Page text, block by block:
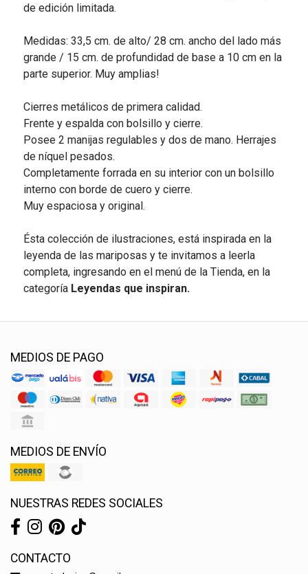
de edición limitada.
Medidas: 33,5 cm. de alto/ 28 cm. ancho del lado más
grande / 15 cm. de profundidad de base a 10 cm en la
parte superior. Muy amplias!
Cierres metálicos de primera calidad.
Frente y espalda con bolsillo y cierre.
Posee 2 manijas regulables y dos de mano. Herrajes
de níquel pesados.
Completamente forrada en su interior con un bolsillo
interno con borde de cuero y cierre.
Muy espaciosa y original.
Ésta colección de ilustraciones, está inspirada en la
leyenda de las mariposas y te invitamos a leerla
completa, ingresando en el menú de la Tienda, en la
categoría Leyendas que inspiran.
MEDIOS DE PAGO
MEDIOS DE ENVÍO
NUESTRAS REDES SOCIALES
CONTACTO